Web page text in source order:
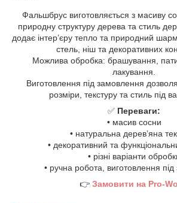
Фальшбрус виготовляється з масиву
природну структуру дерева та стиль
додає інтер’єру тепло та природний
стель, ніш та декоративних
Можлива обробка: брашування,
лакування.
Виготовлення під замовлення
розміри, текстуру та стиль під
✅ Переваги:
• масив сосни
• натуральна дерев’яна
• декоративний та
• різні варіанти
• ручна робота, виготовлення
👉 Замовити на Pro-